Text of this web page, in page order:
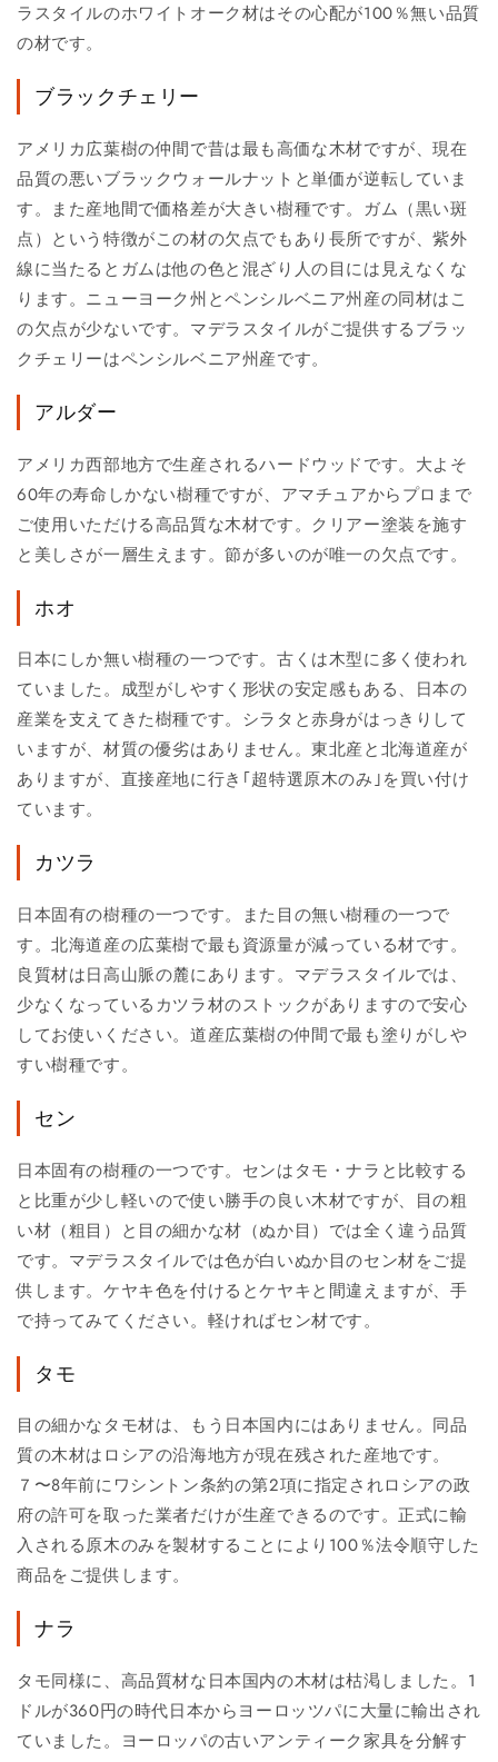
ラスタイルのホワイトオーク材はその心配が100％無い品質
の材です。
ブラックチェリー
アメリカ広葉樹の仲間で昔は最も高価な木材ですが、現在
品質の悪いブラックウォールナットと単価が逆転していま
す。また産地間で価格差が大きい樹種です。ガム（黒い斑
点）という特徴がこの材の欠点でもあり長所ですが、紫外
線に当たるとガムは他の色と混ざり人の目には見えなくな
ります。ニューヨーク州とペンシルベニア州産の同材はこ
の欠点が少ないです。マデラスタイルがご提供するブラッ
クチェリーはペンシルベニア州産です。
アルダー
アメリカ西部地方で生産されるハードウッドです。大よそ
60年の寿命しかない樹種ですが、アマチュアからプロまで
ご使用いただける高品質な木材です。クリアー塗装を施す
と美しさが一層生えます。節が多いのが唯一の欠点です。
ホオ
日本にしか無い樹種の一つです。古くは木型に多く使われ
ていました。成型がしやすく形状の安定感もある、日本の
産業を支えてきた樹種です。シラタと赤身がはっきりして
いますが、材質の優劣はありません。東北産と北海道産が
ありますが、直接産地に行き｢超特選原木のみ｣を買い付け
ています。
カツラ
日本固有の樹種の一つです。また目の無い樹種の一つで
す。北海道産の広葉樹で最も資源量が減っている材です。
良質材は日高山脈の麓にあります。マデラスタイルでは、
少なくなっているカツラ材のストックがありますので安心
してお使いください。道産広葉樹の仲間で最も塗りがしや
すい樹種です。
セン
日本固有の樹種の一つです。センはタモ・ナラと比較する
と比重が少し軽いので使い勝手の良い木材ですが、目の粗
い材（粗目）と目の細かな材（ぬか目）では全く違う品質
です。マデラスタイルでは色が白いぬか目のセン材をご提
供します。ケヤキ色を付けるとケヤキと間違えますが、手
で持ってみてください。軽ければセン材です。
タモ
目の細かなタモ材は、もう日本国内にはありません。同品
質の木材はロシアの沿海地方が現在残された産地です。
７〜8年前にワシントン条約の第2項に指定されロシアの政
府の許可を取った業者だけが生産できるのです。正式に輸
入される原木のみを製材することにより100％法令順守した
商品をご提供します。
ナラ
タモ同様に、高品質材な日本国内の木材は枯渇しました。1
ドルが360円の時代日本からヨーロッツパに大量に輸出され
ていました。ヨーロッパの古いアンティーク家具を分解す